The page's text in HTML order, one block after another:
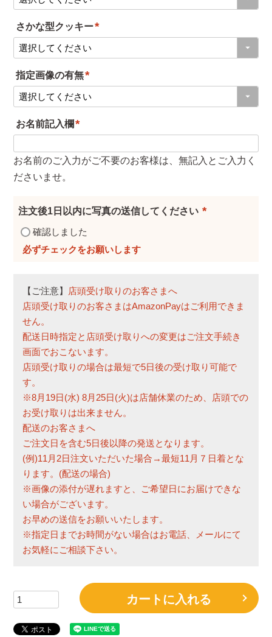
必
須
)
さかな型クッキー
必
指定画像の有無
必
お名前記入欄
必
お名前のご入力がご不要のお客様は、無記入とご入力く
ださいませ。
注文後1日以内に写真の送信してください
確認しました
【ご注意】 店頭受け取りのお客さまへ
店頭受け取りのお客さまはAmazonPayはご利用できま
せん。
配送日時指定と店頭受け取りへの変更はご注文手続き
画面でおこないます。
店頭受け取りの場合は最短で5日後の受け取り可能で
す。
※8月19日(水) 8月25日(火)は店舗休業のため、店頭での
お受け取りは出来ません。
配送のお客さまへ
ご注文日を含む5日後以降の発送となります。
(例)11月2日注文いただいた場合→最短11月７日着とな
ります。(配送の場合)
※画像の添付が遅れますと、ご希望日にお届けできな
い場合がございます。
お早めの送信をお願いいたします。
※指定日までお時間がない場合はお電話、メールにて
お気軽にご相談下さい。
カートに入れる